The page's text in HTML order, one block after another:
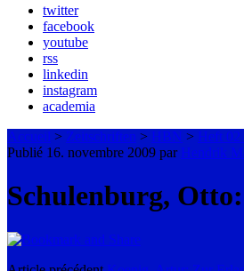
twitter
facebook
youtube
rss
linkedin
instagram
academia
Accueil > Zeitschriften > HBN > Heft 02
Publié 16. novembre 2009 par Hendrik
Schulenburg,